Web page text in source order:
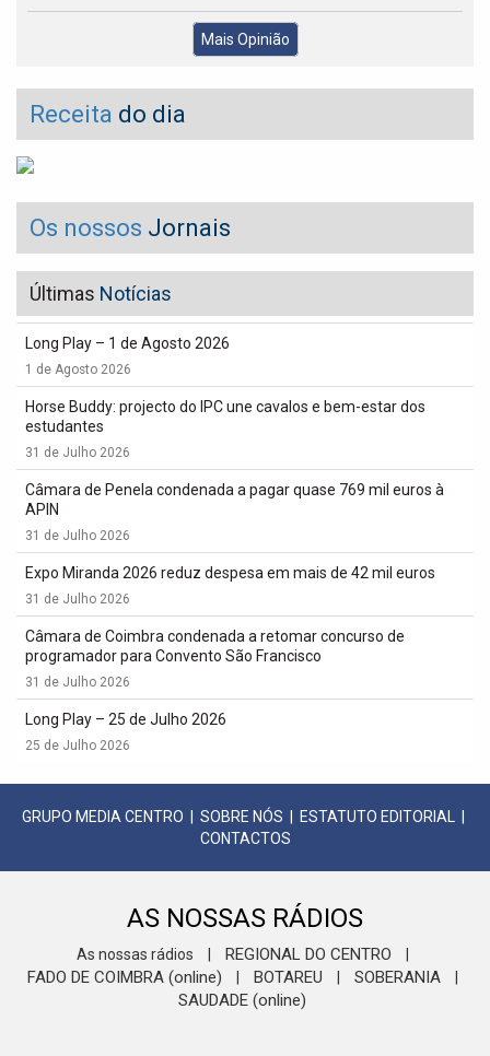
Mais Opinião
Receita do dia
Os nossos Jornais
Últimas Notícias
Long Play – 1 de Agosto 2026
1 de Agosto 2026
Horse Buddy: projecto do IPC une cavalos e bem-estar dos
estudantes
31 de Julho 2026
Câmara de Penela condenada a pagar quase 769 mil euros à
APIN
31 de Julho 2026
Expo Miranda 2026 reduz despesa em mais de 42 mil euros
31 de Julho 2026
Câmara de Coimbra condenada a retomar concurso de
programador para Convento São Francisco
31 de Julho 2026
Long Play – 25 de Julho 2026
25 de Julho 2026
GRUPO MEDIA CENTRO SOBRE NÓS ESTATUTO EDITORIAL
CONTACTOS
AS NOSSAS RÁDIOS
As nossas rádios REGIONAL DO CENTRO
FADO DE COIMBRA (online) BOTAREU SOBERANIA
SAUDADE (online)